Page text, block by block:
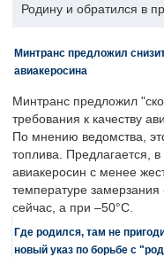
Родину и обратился в
Минтранс предложил
авиакеросина
Минтранс предложил
требования к качеству
По мнению ведомства,
топлива. Предлагается, в
авиакеросин с менее
температуре
сейчас, а при –50°C.
Где родился, там не
новый указ по борьбе с